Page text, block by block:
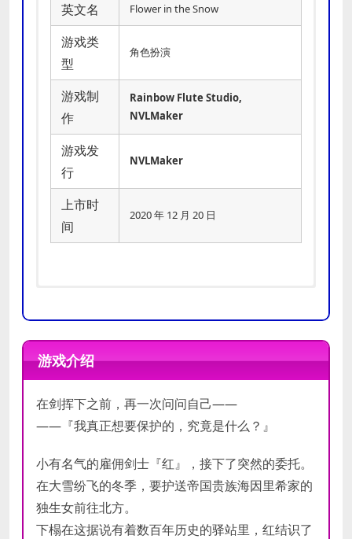
英文名 Flower in the Snow
游戏类
型
角色扮演
游戏制
作
Rainbow Flute Studio,
NVLMaker
游戏发
行
NVLMaker
上市时
间
2020 年 12 月 20 日
最低
配置
游戏介绍
在剑挥下之前，再一次问问自己——
——『我真正想要保护的，究竟是什么？』
小有名气的雇佣剑士『红』，接下了突然的委托。
在大雪纷飞的冬季，要护送帝国贵族海因里希家的
独生女前往北方。
下榻在这据说有着数百年历史的驿站里，红结识了